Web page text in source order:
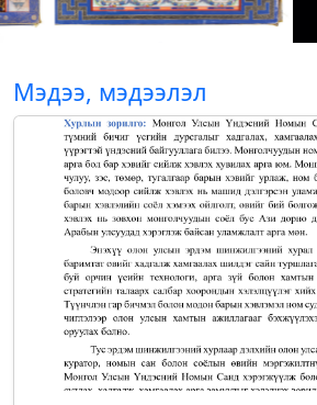
Мэдээ, мэдээлэл